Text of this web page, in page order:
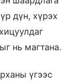
дүн, хүрэх
нь магтана.
үгээс